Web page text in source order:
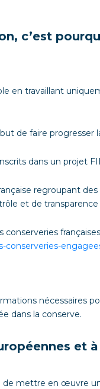
c’est
en travaillant
de faire progresser
dans un projet
regroupant
et de
conserveries
conserveries-
nécessaires
dans la conserve.
et
mettre en œuvre